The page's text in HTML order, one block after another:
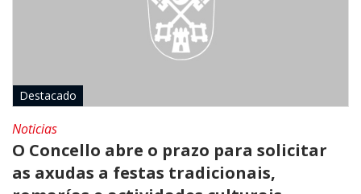
Destacado
Noticias
O Concello abre o prazo para solicitar
as axudas a festas tradicionais,